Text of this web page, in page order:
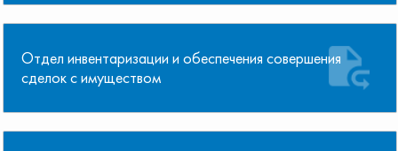
Отдел инвентаризации и обеспечения совершения
сделок с имуществом